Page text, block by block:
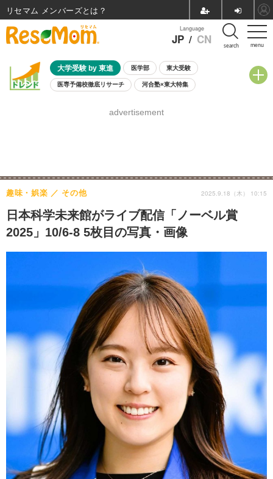
menu
Language
JP / CN search
大学受験 by 東進 医学部 東大受験
医専予備校徹底リサーチ 河合塾×東大特集
8月開催学校説明会・相談会
advertisement
日本科学未来館がライブ配信「ノーベル賞
2025」10/6-8 5枚目の写真・画像
趣味・娯楽 その他 2025.9.18（木） 10:15
リセマム メンバーズ